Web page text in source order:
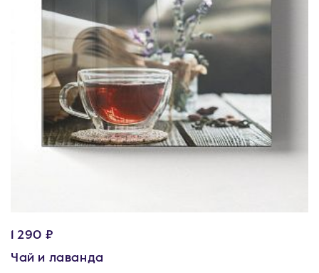
1 290 ₽
Чай и лаванда